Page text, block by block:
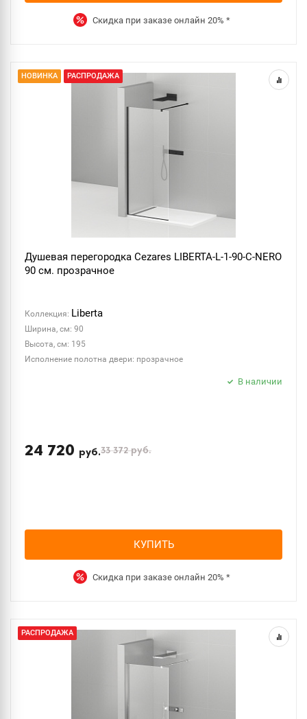
Скидка при заказе онлайн 20% *
НОВИНКА РАСПРОДАЖА
Душевая перегородка Cezares LIBERTA-L-1-90-C-NERO
90 см. прозрачное
Коллекция: Liberta
Ширина, см: 90
Высота, см: 195
Исполнение полотна двери: прозрачное
В наличии
24 720 руб.33 372руб.
КУПИТЬ
Скидка при заказе онлайн 20% *
РАСПРОДАЖА